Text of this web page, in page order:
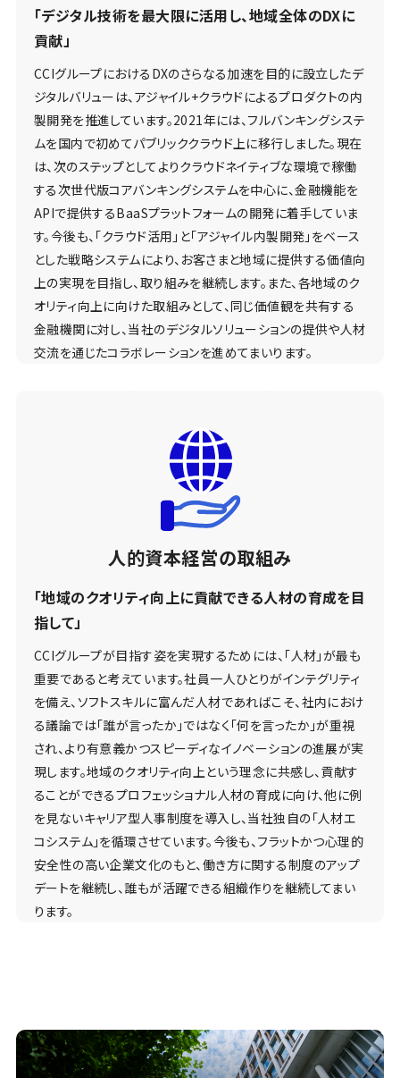
「デジタル技術を最大限に活用し、地域全体のDXに
貢献」
CCIグループにおけるDXのさらなる加速を目的に設立したデ
ジタルバリューは、アジャイル+クラウドによるプロダクトの内
製開発を推進しています。2021年には、フルバンキングシステ
ムを国内で初めてパブリッククラウド上に移行しました。現在
は、次のステップとしてよりクラウドネイティブな環境で稼働
する次世代版コアバンキングシステムを中心に、金融機能を
APIで提供するBaaSプラットフォームの開発に着手していま
す。今後も、「クラウド活用」と「アジャイル内製開発」をベース
とした戦略システムにより、お客さまと地域に提供する価値向
上の実現を目指し、取り組みを継続します。また、各地域のク
オリティ向上に向けた取組みとして、同じ価値観を共有する
金融機関に対し、当社のデジタルソリューションの提供や人材
交流を通じたコラボレーションを進めてまいります。
人的資本経営の取組み
「地域のクオリティ向上に貢献できる人材の育成を目
指して」
CCIグループが目指す姿を実現するためには、「人材」が最も
重要であると考えています。社員一人ひとりがインテグリティ
を備え、ソフトスキルに富んだ人材であればこそ、社内におけ
る議論では「誰が言ったか」ではなく「何を言ったか」が重視
され、より有意義かつスピーディなイノベーションの進展が実
現します。地域のクオリティ向上という理念に共感し、貢献す
ることができるプロフェッショナル人材の育成に向け、他に例
を見ないキャリア型人事制度を導入し、当社独自の「人材エ
コシステム」を循環させています。今後も、フラットかつ心理的
安全性の高い企業文化のもと、働き方に関する制度のアップ
デートを継続し、誰もが活躍できる組織作りを継続してまい
ります。